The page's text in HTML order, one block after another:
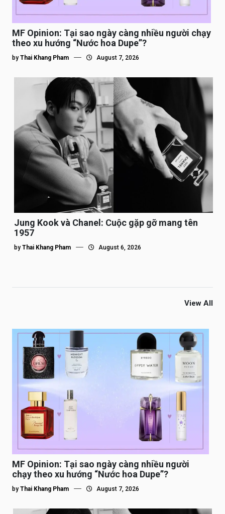
MF Opinion: Tại sao ngày càng nhiều người chạy
theo xu hướng “Nước hoa Dupe”?
by Thai Khang Pham August 7, 2026
Jung Kook và Chanel: Cuộc gặp gỡ mang tên
1957
by Thai Khang Pham August 6, 2026
View All
MF Opinion: Tại sao ngày càng nhiều người
chạy theo xu hướng “Nước hoa Dupe”?
by Thai Khang Pham August 7, 2026